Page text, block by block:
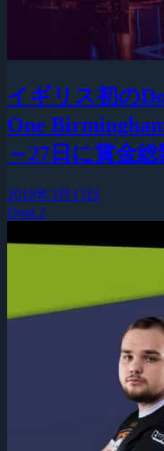
イギリス初の
One
～27日に賞金
2018年3月13日
Dota 2